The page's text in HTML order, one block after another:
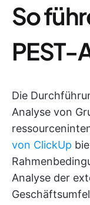
So
PEST-
Die
Analyse von
von ClickUp
Analyse der